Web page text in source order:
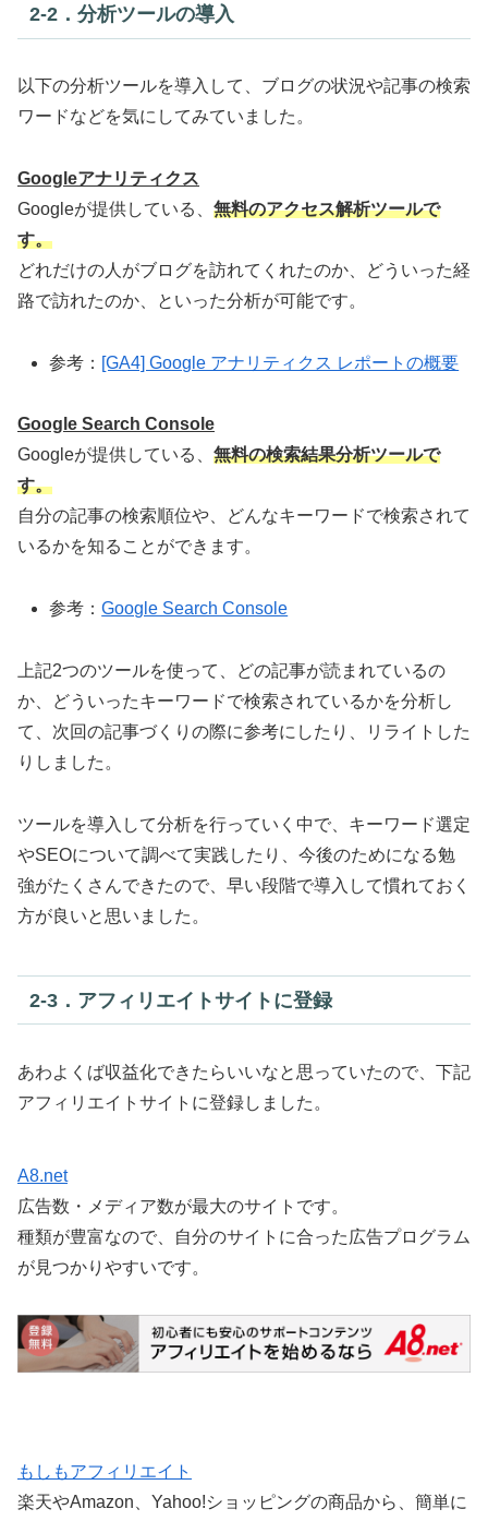
2‐2．分析ツールの導入
以下の分析ツールを導入して、ブログの状況や記事の検索
ワードなどを気にしてみていました。
Googleアナリティクス
Googleが提供している、 無料のアクセス解析ツールで
す。
どれだけの人がブログを訪れてくれたのか、どういった経
路で訪れたのか、といった分析が可能です。
参考： [GA4] Google アナリティクス レポートの概要
Google Search Console
Googleが提供している、 無料の検索結果分析ツールで
す。
自分の記事の検索順位や、どんなキーワードで検索されて
いるかを知ることができます。
参考：Google Search Console
上記2つのツールを使って、どの記事が読まれているの
か、どういったキーワードで検索されているかを分析し
て、次回の記事づくりの際に参考にしたり、リライトした
りしました。
ツールを導入して分析を行っていく中で、キーワード選定
やSEOについて調べて実践したり、今後のためになる勉
強がたくさんできたので、早い段階で導入して慣れておく
方が良いと思いました。
2‐3．アフィリエイトサイトに登録
あわよくば収益化できたらいいなと思っていたので、下記
アフィリエイトサイトに登録しました。
A8.net
広告数・メディア数が最大のサイトです。
種類が豊富なので、自分のサイトに合った広告プログラム
が見つかりやすいです。
もしもアフィリエイト
楽天やAmazon、Yahoo!ショッピングの商品から、簡単に